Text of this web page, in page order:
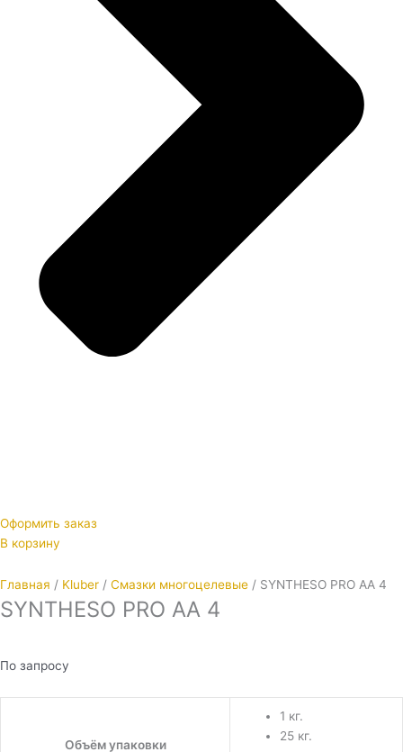
Оформить заказ
В корзину
Главная / Kluber / Смазки многоцелевые / SYNTHESO PRO AA 4
SYNTHESO PRO AA 4
По запросу
Объём упаковки
1 кг.
25 кг.